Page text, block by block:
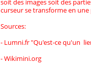
soit des images soit des
curseur se transforme en
Sources:
- Lumni.fr "Qu'est-ce qu'un
- Wikimini.org